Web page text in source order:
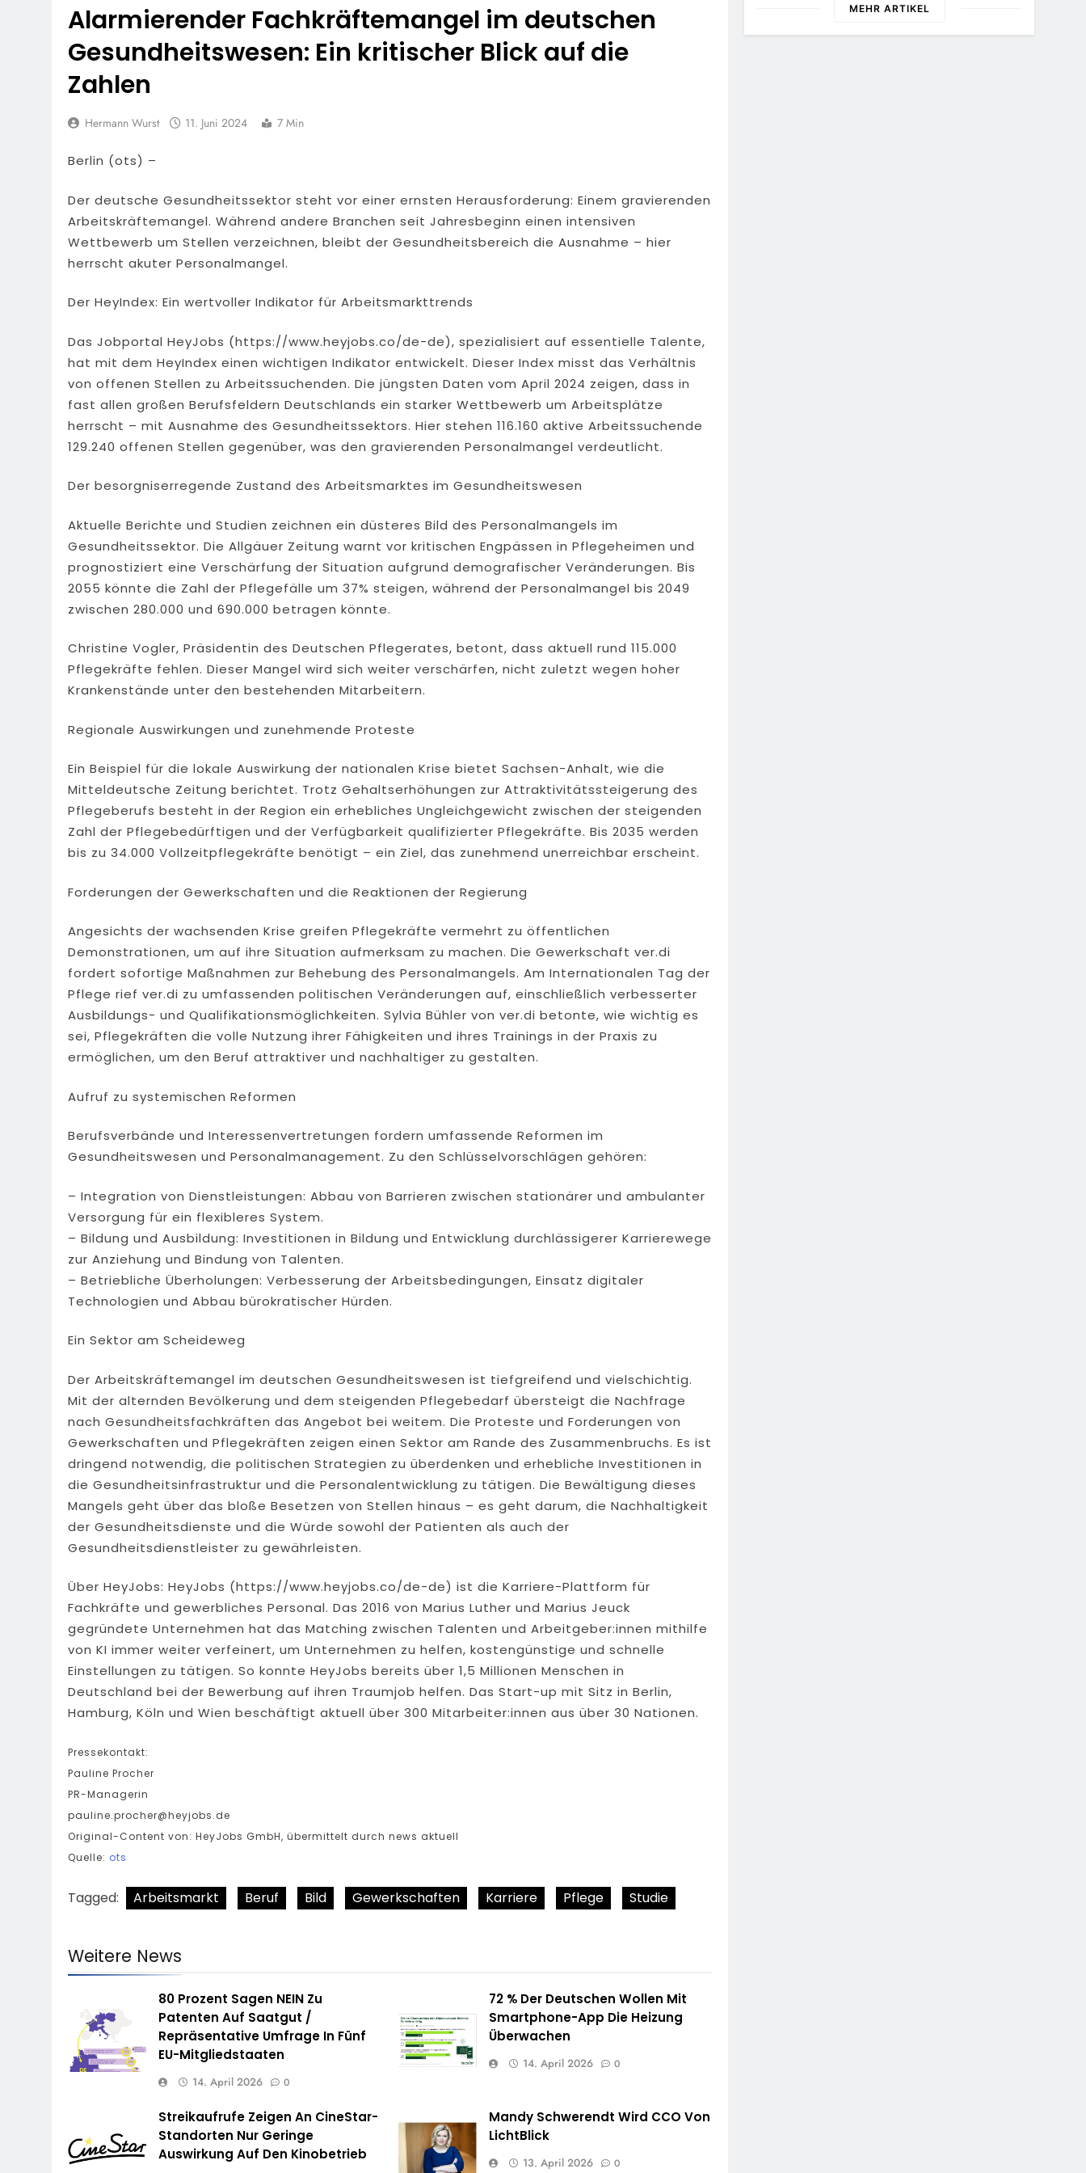
Alarmierender Fachkräftemangel im deutschen
Gesundheitswesen: Ein kritischer Blick auf die
Zahlen
Hermann Wurst 11. Juni 2024 7 Min
Berlin (ots) –
Der deutsche Gesundheitssektor steht vor einer ernsten Herausforderung: Einem gravierenden
Arbeitskräftemangel. Während andere Branchen seit Jahresbeginn einen intensiven
Wettbewerb um Stellen verzeichnen, bleibt der Gesundheitsbereich die Ausnahme – hier
herrscht akuter Personalmangel.
Der HeyIndex: Ein wertvoller Indikator für Arbeitsmarkttrends
Das Jobportal HeyJobs (https://www.heyjobs.co/de-de), spezialisiert auf essentielle Talente,
hat mit dem HeyIndex einen wichtigen Indikator entwickelt. Dieser Index misst das Verhältnis
von offenen Stellen zu Arbeitssuchenden. Die jüngsten Daten vom April 2024 zeigen, dass in
fast allen großen Berufsfeldern Deutschlands ein starker Wettbewerb um Arbeitsplätze
herrscht – mit Ausnahme des Gesundheitssektors. Hier stehen 116.160 aktive Arbeitssuchende
129.240 offenen Stellen gegenüber, was den gravierenden Personalmangel verdeutlicht.
Der besorgniserregende Zustand des Arbeitsmarktes im Gesundheitswesen
Aktuelle Berichte und Studien zeichnen ein düsteres Bild des Personalmangels im
Gesundheitssektor. Die Allgäuer Zeitung warnt vor kritischen Engpässen in Pflegeheimen und
prognostiziert eine Verschärfung der Situation aufgrund demografischer Veränderungen. Bis
2055 könnte die Zahl der Pflegefälle um 37% steigen, während der Personalmangel bis 2049
zwischen 280.000 und 690.000 betragen könnte.
Christine Vogler, Präsidentin des Deutschen Pflegerates, betont, dass aktuell rund 115.000
Pflegekräfte fehlen. Dieser Mangel wird sich weiter verschärfen, nicht zuletzt wegen hoher
Krankenstände unter den bestehenden Mitarbeitern.
Regionale Auswirkungen und zunehmende Proteste
Ein Beispiel für die lokale Auswirkung der nationalen Krise bietet Sachsen-Anhalt, wie die
Mitteldeutsche Zeitung berichtet. Trotz Gehaltserhöhungen zur Attraktivitätssteigerung des
Pflegeberufs besteht in der Region ein erhebliches Ungleichgewicht zwischen der steigenden
Zahl der Pflegebedürftigen und der Verfügbarkeit qualifizierter Pflegekräfte. Bis 2035 werden
bis zu 34.000 Vollzeitpflegekräfte benötigt – ein Ziel, das zunehmend unerreichbar erscheint.
Forderungen der Gewerkschaften und die Reaktionen der Regierung
Angesichts der wachsenden Krise greifen Pflegekräfte vermehrt zu öffentlichen
Demonstrationen, um auf ihre Situation aufmerksam zu machen. Die Gewerkschaft ver.di
fordert sofortige Maßnahmen zur Behebung des Personalmangels. Am Internationalen Tag der
Pflege rief ver.di zu umfassenden politischen Veränderungen auf, einschließlich verbesserter
Ausbildungs- und Qualifikationsmöglichkeiten. Sylvia Bühler von ver.di betonte, wie wichtig es
sei, Pflegekräften die volle Nutzung ihrer Fähigkeiten und ihres Trainings in der Praxis zu
ermöglichen, um den Beruf attraktiver und nachhaltiger zu gestalten.
Aufruf zu systemischen Reformen
Berufsverbände und Interessenvertretungen fordern umfassende Reformen im
Gesundheitswesen und Personalmanagement. Zu den Schlüsselvorschlägen gehören:
– Integration von Dienstleistungen: Abbau von Barrieren zwischen stationärer und ambulanter
Versorgung für ein flexibleres System.
– Bildung und Ausbildung: Investitionen in Bildung und Entwicklung durchlässigerer Karrierewege
zur Anziehung und Bindung von Talenten.
– Betriebliche Überholungen: Verbesserung der Arbeitsbedingungen, Einsatz digitaler
Technologien und Abbau bürokratischer Hürden.
Ein Sektor am Scheideweg
Der Arbeitskräftemangel im deutschen Gesundheitswesen ist tiefgreifend und vielschichtig.
Mit der alternden Bevölkerung und dem steigenden Pflegebedarf übersteigt die Nachfrage
nach Gesundheitsfachkräften das Angebot bei weitem. Die Proteste und Forderungen von
Gewerkschaften und Pflegekräften zeigen einen Sektor am Rande des Zusammenbruchs. Es ist
dringend notwendig, die politischen Strategien zu überdenken und erhebliche Investitionen in
die Gesundheitsinfrastruktur und die Personalentwicklung zu tätigen. Die Bewältigung dieses
Mangels geht über das bloße Besetzen von Stellen hinaus – es geht darum, die Nachhaltigkeit
der Gesundheitsdienste und die Würde sowohl der Patienten als auch der
Gesundheitsdienstleister zu gewährleisten.
Über HeyJobs: HeyJobs (https://www.heyjobs.co/de-de) ist die Karriere-Plattform für
Fachkräfte und gewerbliches Personal. Das 2016 von Marius Luther und Marius Jeuck
gegründete Unternehmen hat das Matching zwischen Talenten und Arbeitgeber:innen mithilfe
von KI immer weiter verfeinert, um Unternehmen zu helfen, kostengünstige und schnelle
Einstellungen zu tätigen. So konnte HeyJobs bereits über 1,5 Millionen Menschen in
Deutschland bei der Bewerbung auf ihren Traumjob helfen. Das Start-up mit Sitz in Berlin,
Hamburg, Köln und Wien beschäftigt aktuell über 300 Mitarbeiter:innen aus über 30 Nationen.
Pressekontakt:
Pauline Procher
PR-Managerin
pauline.procher@heyjobs.de
Original-Content von: HeyJobs GmbH, übermittelt durch news aktuell
Quelle: ots
Tagged: Arbeitsmarkt Beruf Bild Gewerkschaften Karriere Pflege Studie
Weitere News
80 Prozent Sagen NEIN Zu
Patenten Auf Saatgut /
Repräsentative Umfrage In Fünf
EU-Mitgliedstaaten
14. April 2026 0
72 % Der Deutschen Wollen Mit
Smartphone-App Die Heizung
Überwachen
14. April 2026 0
Streikaufrufe Zeigen An CineStar-
Standorten Nur Geringe
Auswirkung Auf Den Kinobetrieb
Mandy Schwerendt Wird CCO Von
LichtBlick
13. April 2026 0
MEHR ARTIKEL